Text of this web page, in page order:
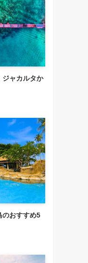
ジャカルタか
のおすすめ5